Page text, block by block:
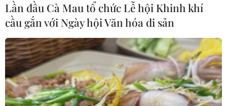
Lần đầu Cà Mau tổ chức Lễ hội Khinh khí
cầu gắn với Ngày hội Văn hóa di sản